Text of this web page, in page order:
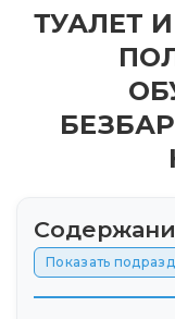
ТУАЛЕТ
Показать